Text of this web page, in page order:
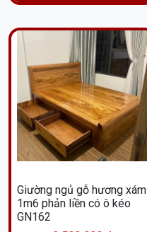
Giường ngủ gỗ hương xám
1m6 phản liền có ô kéo
GN162